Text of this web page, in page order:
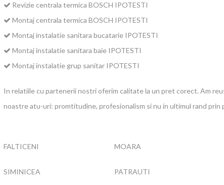
Revizie centrala termica BOSCH IPOTESTI
Montaj centrala termica BOSCH IPOTESTI
Montaj instalatie sanitara bucatarie IPOTESTI
Montaj instalatie sanitara baie IPOTESTI
Montaj instalatie grup sanitar IPOTESTI
In relatiile cu partenerii nostri oferim calitate la un pret corect. Am
noastre atu-uri: promtitudine, profesionalism si nu in ultimul rand
FALTICENI
SIMINICEA
MOARA
PATRAUTI